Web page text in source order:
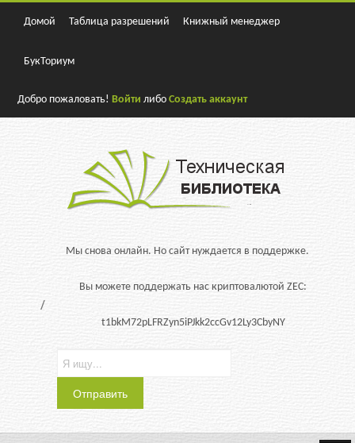
Домой Таблица разрешений Книжный менеджер
БукТориум
Добро пожаловать!Войти либоСоздать аккаунт
Мы снова онлайн. Но сайт нуждается в поддержке.
Вы можете поддержать нас криптовалютой ZEC:
t1bkM72pLFRZyn5iPJkk2ccGv12Ly3CbyNY